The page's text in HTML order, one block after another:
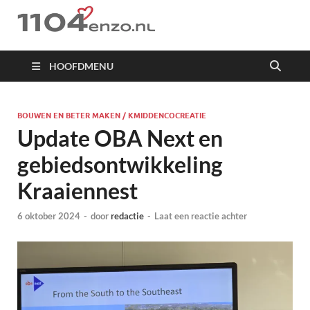
1104 en zo
HOOFDMENU
BOUWEN EN BETER MAKEN / KMIDDENCOCREATIE
Update OBA Next en
gebiedsontwikkeling
Kraaiennest
6 oktober 2024 - doorredactie - Laat een reactie achter